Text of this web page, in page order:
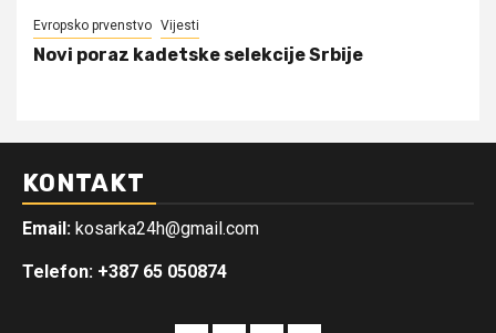
Evropsko prvenstvo Vijesti
Novi poraz kadetske selekcije Srbije
KONTAKT
Email: kosarka24h@gmail.com
Telefon: +387 65 050874